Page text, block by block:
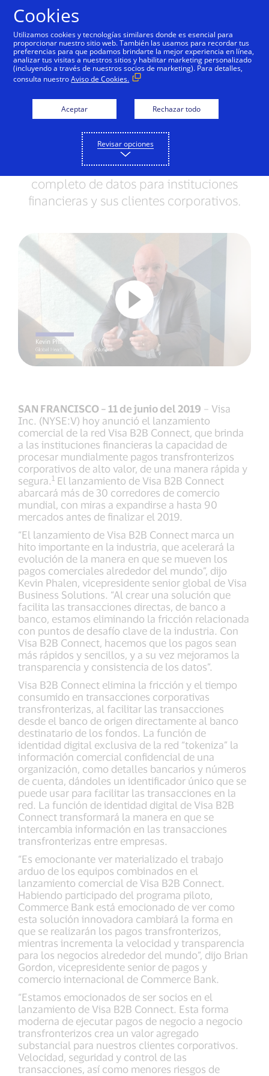
NOTAS DE PRENSA
Visa B2B Connect se
lanza mundialmente
La red de pagos transfronterizos de
negocio a negocio, primera en su tipo,
agiliza los pagos y brinda un conjunto
completo de datos para instituciones
financieras y sus clientes corporativos.
SAN FRANCISCO – 11 de junio del 2019 – Visa
Inc. (NYSE:V) hoy anunció el lanzamiento
comercial de la red Visa B2B Connect, que brinda
a las instituciones financieras la capacidad de
procesar mundialmente pagos transfronterizos
corporativos de alto valor, de una manera rápida y
segura. 1 El lanzamiento de Visa B2B Connect
abarcará más de 30 corredores de comercio
mundial, con miras a expandirse a hasta 90
mercados antes de finalizar el 2019.
“El lanzamiento de Visa B2B Connect marca un
hito importante en la industria, que acelerará la
evolución de la manera en que se mueven los
pagos comerciales alrededor del mundo”, dijo
Kevin Phalen, vicepresidente senior global de Visa
Business Solutions. “Al crear una solución que
facilita las transacciones directas, de banco a
banco, estamos eliminando la fricción relacionada
con puntos de desafío clave de la industria. Con
Visa B2B Connect, hacemos que los pagos sean
más rápidos y sencillos, y a su vez mejoramos la
transparencia y consistencia de los datos”.
Visa B2B Connect elimina la fricción y el tiempo
consumido en transacciones corporativas
transfronterizas, al facilitar las transacciones
desde el banco de origen directamente al banco
destinatario de los fondos. La función de
identidad digital exclusiva de la red “tokeniza” la
información comercial confidencial de una
organización, como detalles bancarios y números
de cuenta, dándoles un identificador único que se
puede usar para facilitar las transacciones en la
red. La función de identidad digital de Visa B2B
Connect transformará la manera en que se
intercambia información en las transacciones
transfronterizas entre empresas.
“Es emocionante ver materializado el trabajo
arduo de los equipos combinados en el
lanzamiento comercial de Visa B2B Connect.
Habiendo participado del programa piloto,
Commerce Bank está emocionado de ver como
esta solución innovadora cambiará la forma en
que se realizarán los pagos transfronterizos,
mientras incrementa la velocidad y transparencia
para los negocios alrededor del mundo”, dijo Brian
Gordon, vicepresidente senior de pagos y
comercio internacional de Commerce Bank.
“Estamos emocionados de ser socios en el
lanzamiento de Visa B2B Connect. Esta forma
moderna de ejecutar pagos de negocio a negocio
transfronterizos crea un valor agregado
substancial para nuestros clientes corporativos.
Velocidad, seguridad y control de las
transacciones, así como menores riesgos de
Cookies
Utilizamos cookies y tecnologías similares donde es esencial para
proporcionar nuestro sitio web. También las usamos para recordar tus
preferencias para que podamos brindarte la mejor experiencia en línea,
analizar tus visitas a nuestros sitios y habilitar marketing personalizado
(incluyendo a través de nuestros socios de marketing). Para detalles,
consulta nuestroAviso de Cookies.
Aceptar Rechazar todo
Revisar opciones